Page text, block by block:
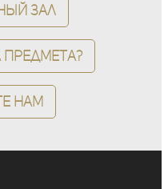
зал
нам